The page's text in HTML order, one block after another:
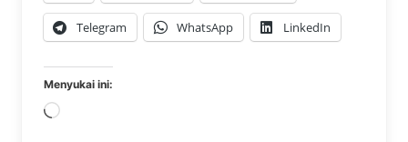
Telegram WhatsApp LinkedIn
Menyukai ini:
Memuat...